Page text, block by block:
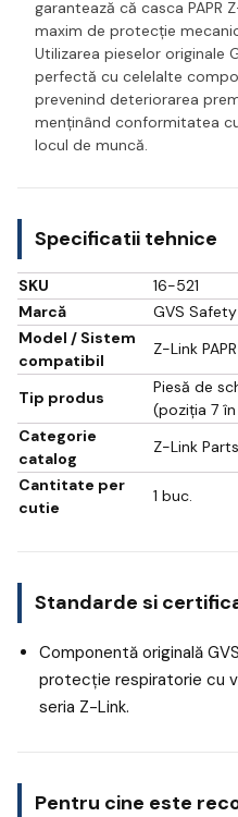
garantează că casca PAPR
maxim de protecție
Utilizarea pieselor originale
perfectă cu celelalte
prevenind deteriorarea
menținând conformitatea
locul de muncă.
Specificatii tehnice
SKU
16-521
Marcă
GVS Safety
Model / Sistem
compatibil
Z-Link PAPR
Tip produs
Piesă de
(poziția 7
Categorie
catalog
Z-Link Parts
Cantitate per
cutie
1 buc.
Standarde si
Componentă originală
protecție respiratorie cu
seria Z-Link.
Pentru cine este